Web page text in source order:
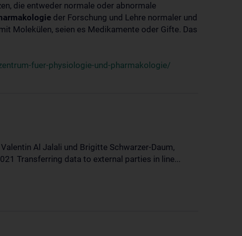
die entweder normale oder abnormale
der Forschung und Lehre normaler und
Molekülen, seien es Medikamente oder Gifte. Das
fuer-physiologie-und-pharmakologie/
Al Jalali und Brigitte Schwarzer-Daum,
Transferring data to external parties in line...